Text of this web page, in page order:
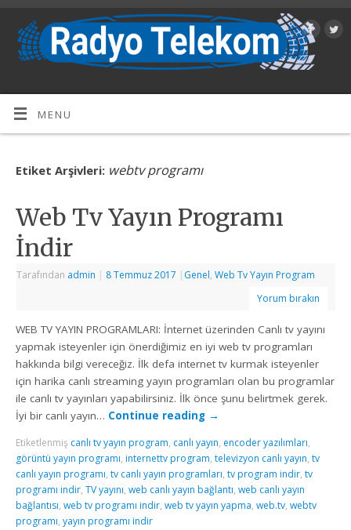
MENU
Etiket Arşivleri: webtv programı
Web Tv Yayın Programı
İndir
Tarafından admin | 8 Temmuz 2017 | Genel,Web Tv Yayın Program
Yorum bırakın
WEB TV YAYIN PROGRAMLARI: İnternet üzerinden Canlı tv yayını
yapmak isteyenler için önerdiğimiz en iyi web tv programları
hakkında bilgi vereceğiz. İlk defa internet tv kurmak isteyenler
için harika canlı streaming yayın programları olan bu programlar
ile canlı tv yayınları yapabilirsiniz. İlk önce şunu belirtmek gerek.
İyi bir canlı yayın… Continue reading →
Etiketlenmiş canlı tv yayın program, canlı yayın, encoder yazılımları,
görüntü yayın programı, internettv program,televizyon canlı yayın,tv
canlı yayın programı,tv canlı yayın programları,tv program indir,tv
programı indir,TV yayını,web canlı yayın bağlantı,web canlı yayın
bağlantısı,web tv programı indir,web tv yayın yapma,web.tv,webtv
programı,yayın programı indir